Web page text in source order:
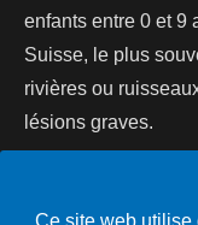
enfants entre 0 et 9
Suisse, le plus
rivières ou
lésions graves.